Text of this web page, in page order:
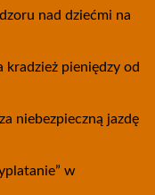
nad dziećmi na
kradzież pieniędzy od
niebezpieczną jazdę
w